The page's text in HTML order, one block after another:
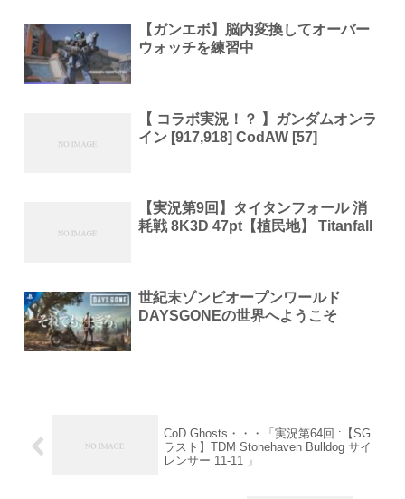
【ガンエボ】脳内変換してオーバー
ウォッチを練習中
【 コラボ実況！？ 】ガンダムオンラ
イン [917,918] CodAW [57]
【実況第9回】タイタンフォール 消
耗戦 8K3D 47pt【植民地】 Titanfall
世紀末ゾンビオープンワールド
DAYSGONEの世界へようこそ
CoD Ghosts・・・「実況第64回 :【SG
ラスト】TDM Stonehaven Bulldog サイ
レンサー 11-11 」